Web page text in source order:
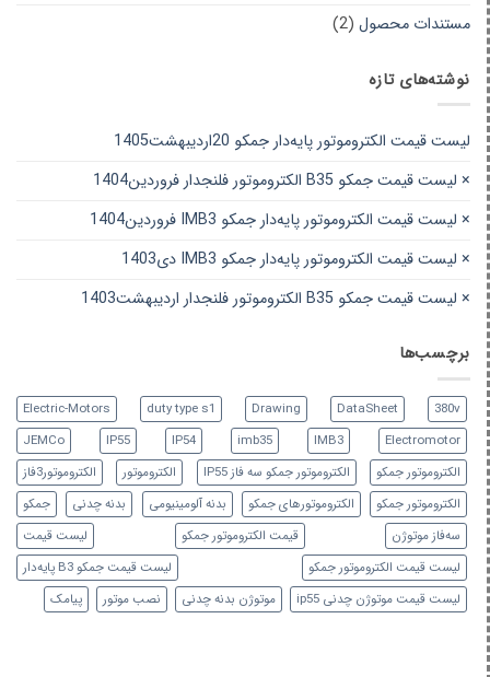
مستندات محصول (2)
نوشته‌های تازه
لیست قیمت الکتروموتور پایه‌دار جمکو 20اردیبهشت1405
× لیست قیمت جمکو B35 الکتروموتور فلنجدار فروردین1404
× لیست قیمت الکتروموتور پایه‌دار جمکو IMB3 فروردین1404
× لیست قیمت الکتروموتور پایه‌دار جمکو IMB3 دی1403
× لیست قیمت جمکو B35 الکتروموتور فلنجدار اردیبهشت1403
برچسب‌ها
380v
DataSheet
Drawing
duty type s1
Electric-Motors
Electromotor
IMB3
imb35
IP54
IP55
JEMCo
الكتروموتور جمكو
الكتروموتور جمكو سه فاز IP55 الکتروموتور
الکتروموتور3فاز
الکتروموتور جمکو
الکتروموتورهای جمکو بدنه آلومینیومی بدنه چدنی
جمکو
سه‌فاز موتوژن
قیمت الکتروموتور جمکو
لیست قیمت
لیست قیمت الکتروموتور جمکو
لیست قیمت جمکو B3 پایه‌دار
لیست قیمت موتوژن چدنی ip55
موتوژن بدنه چدنی نصب موتور پیامک